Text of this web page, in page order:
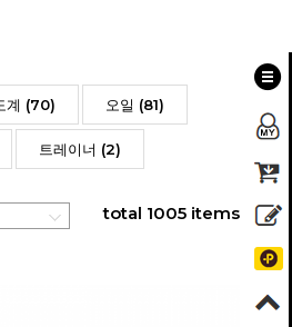
계 (70) 오일 (81)
트레이너 (2)
total 1005 items